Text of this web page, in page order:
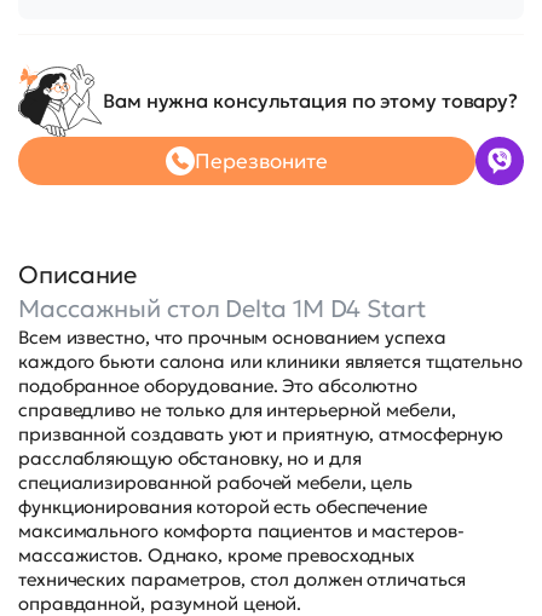
Вам нужна консультация по этому товару?
Перезвоните
Описание
Массажный стол Delta 1M D4 Start
Всем известно, что прочным основанием успеха
каждого бьюти салона или клиники является тщательно
подобранное оборудование. Это абсолютно
справедливо не только для интерьерной мебели,
призванной создавать уют и приятную, атмосферную
расслабляющую обстановку, но и для
специализированной рабочей мебели, цель
функционирования которой есть обеспечение
максимального комфорта пациентов и мастеров-
массажистов. Однако, кроме превосходных
технических параметров, стол должен отличаться
оправданной, разумной ценой.